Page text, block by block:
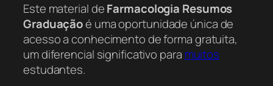
Este material deFarmacologia Resumos
Graduaçãoé uma oportunidade única de
acesso a conhecimento de forma gratuita,
um diferencial significativo para muitos
estudantes.